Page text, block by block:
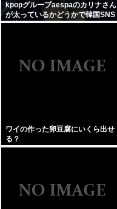
kpopグループaespaのカリナさん
が太っているかどうかで韓国SNS
が大論争に…！！！
ワイの作った卵豆腐にいくら出せ
る？